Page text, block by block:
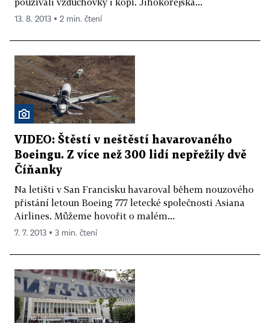
13. 8. 2013 ▪ 2 min. čtení
VIDEO: Štěstí v neštěstí havarovaného
Boeingu. Z více než 300 lidí nepřežily dvě
Číňanky
Na letišti v San Francisku havaroval během nouzového
přistání letoun Boeing 777 letecké společnosti Asiana
Airlines. Můžeme hovořit o malém...
7. 7. 2013 ▪ 3 min. čtení